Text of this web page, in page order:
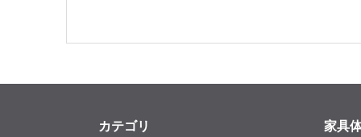
カテゴリ 家具